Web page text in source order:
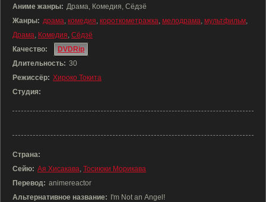
Аниме жанры: Драма, Комедия, Сёдзё
Жанры: драма, комедия, короткометражка, мелодрама, мультфильм,
Драма, Комедия, Сёдзё
Качество:
DVDRip
Длительность: 30
Режиссёр: Хироко Токита
Студия:
Страна:
Сейю: Ая Хисакава, Тосиюки Морикава
Перевод: animereactor
Альтернативное название:
I'm Not an Angel!